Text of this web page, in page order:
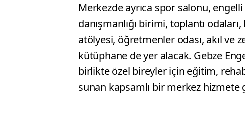
Merkezde ayrıca spor salonu,
danışmanlığı birimi, toplantı
atölyesi, öğretmenler odası, akıl ve
kütüphane de yer alacak. Gebze
birlikte özel bireyler için eğitim,
sunan kapsamlı bir merkez hizmete